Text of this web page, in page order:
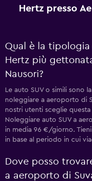
Hertz presso
Qual è la
Hertz più
Nausori?
Le auto SUV o simili sono
noleggiare a aeroporto di
nostri utenti sceglie
Noleggiare auto SUV a
in media 96 €/giorno.
in base al periodo in cui
Dove posso
a aeroporto di